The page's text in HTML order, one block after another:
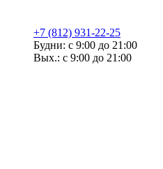
+7 (812) 931-22-25
Будни: с 9:00 до 21:00
Вых.: с 9:00 до 21:00